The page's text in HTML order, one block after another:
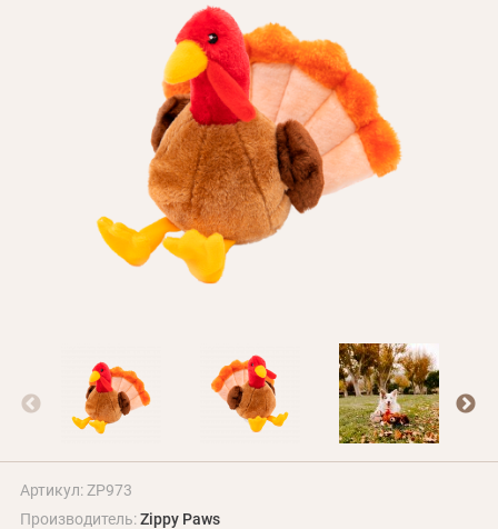
О КОМПАНИИ
БЛОГ
Оплата и доставка
Программа лояльности
О Нас
Оптовым клиентам
Контакты
Артикул: ZP973
Производитель:Zippy Paws